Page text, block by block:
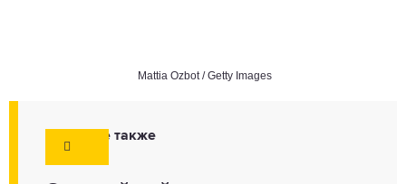
Mattia Ozbot / Getty Images
Смотрите также